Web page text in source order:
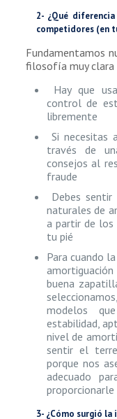
2- ¿Qué
competidores (en
Fundamentamos
filosofía muy clara
Hay que
control de
libremente
Si necesitas
través de
consejos al
fraude
Debes
naturales de
a partir de los
tu pié
Para cuando
buena
modelos
estabilidad,
nivel de
sentir el
porque nos
adecuado
3- ¿Cómo surgió la